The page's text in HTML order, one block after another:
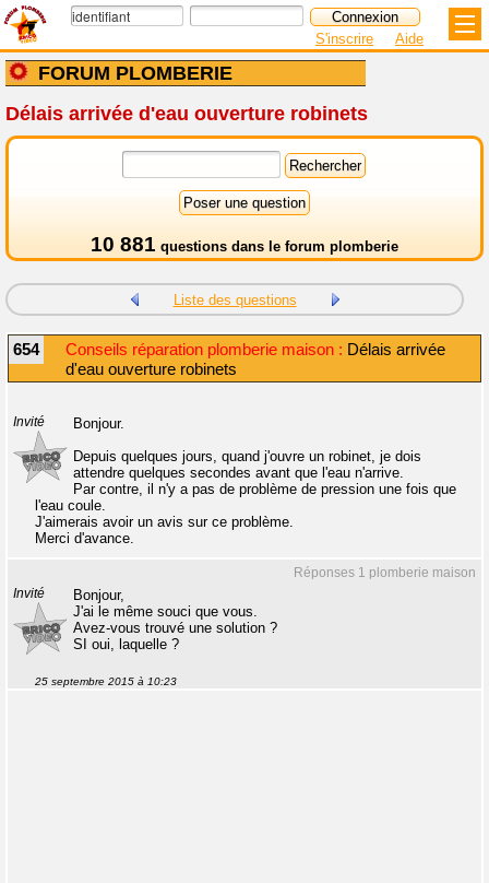
FORUM PLOMBERIE
S'inscrire Aide
Délais arrivée d'eau ouverture robinets
10 881 questions dans le forum plomberie
Liste des questions
654 Conseils réparation plomberie maison : Délais arrivée
d'eau ouverture robinets
Invité
Bonjour.
Depuis quelques jours, quand j'ouvre un robinet, je dois
attendre quelques secondes avant que l'eau n'arrive.
Par contre, il n'y a pas de problème de pression une fois que
l'eau coule.
J'aimerais avoir un avis sur ce problème.
Merci d'avance.
Réponses 1 plomberie maison
Invité
Bonjour,
J'ai le même souci que vous.
Avez-vous trouvé une solution ?
SI oui, laquelle ?
25 septembre 2015 à 10:23